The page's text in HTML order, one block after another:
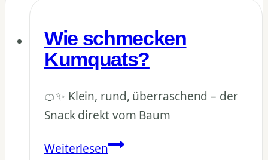
Wie schmecken
Kumquats?
🍊✨ Klein, rund, überraschend – der
Snack direkt vom Baum
WeiterlesenWie